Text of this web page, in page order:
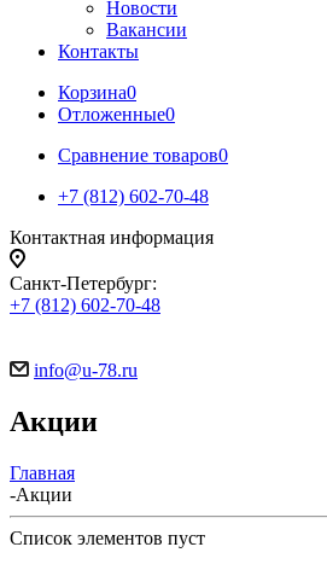
Новости
Вакансии
Контакты
Корзина0
Отложенные0
Сравнение товаров0
+7 (812) 602-70-48
Контактная информация
Санкт-Петербург:
+7 (812) 602-70-48
info@u-78.ru
Акции
Главная
-Акции
Список элементов пуст